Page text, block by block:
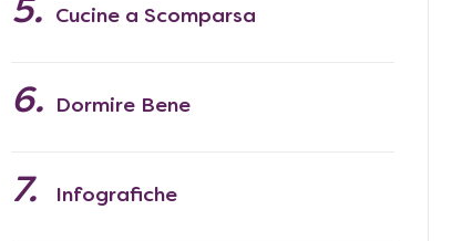
Cucine a Scomparsa
Dormire Bene
Infografiche